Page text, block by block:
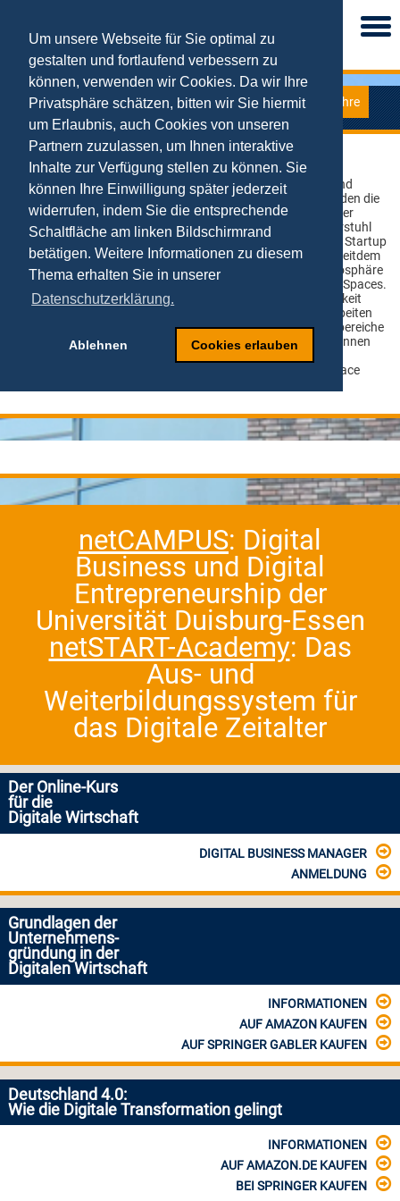
Um unsere Webseite für Sie optimal zu
gestalten und fortlaufend verbessern zu
können, verwenden wir Cookies. Da wir Ihre
Privatsphäre schätzen, bitten wir Sie hiermit
um Erlaubnis, auch Cookies von unseren
Partnern zuzulassen, um Ihnen interaktive
Inhalte zur Verfügung stellen zu können. Sie
können Ihre Einwilligung später jederzeit
widerrufen, indem Sie die entsprechende
Schaltfläche am linken Bildschirmrand
betätigen. Weitere Informationen zu diesem
Thema erhalten Sie in unserer
Datenschutzerklärung.
Ablehnen Cookies erlauben
Lehre
Digital Startup Space
Seit vielen Jahren bietet der Lehrstuhl für Digital Business und
Digital Entrepreneurship gründungsinteressierten Studierenden die
Möglichkeit, im lehrstuhleigenen Digital Startup Space an Ihrer
Geschäftsidee zu arbeiten und die räumliche Nähe zum Lehrstuhl
für die Betreuung zu nutzen. Im Jahr 2017 wurde der Digital Startup
Space aufwendig renoviert und neu eingerichtet und bietet seitdem
seinen Nutzern eine ansprechende und kreative Arbeitsatmosphäre
nach dem Vorbild erfolgreicher Inkubatoren und Coworking-Spaces.
Hier wird gründungsinteressierten Studierenden die Möglichkeit
gegeben, neue Ideen für digitale Geschäftsmodelle auszuarbeiten
und sich gegenseitig auszutauschen. Studierende der Fachbereiche
Wirtschaftswissenschaften und (Wirtschafts-)Informatik können
Schlüssel gegen Pfand ausleihen und den Digital Startup Space
netCAMPUS: Digital
Business und Digital
Entrepreneurship der
Universität Duisburg-Essen
netSTART-Academy: Das
Aus- und
Weiterbildungssystem für
das Digitale Zeitalter
Der Online-Kurs
für die
Digitale Wirtschaft
DIGITAL BUSINESS MANAGER
ANMELDUNG
Grundlagen der
Unternehmens-
gründung in der
Digitalen Wirtschaft
INFORMATIONEN
AUF AMAZON KAUFEN
AUF SPRINGER GABLER KAUFEN
Deutschland 4.0:
Wie die Digitale Transformation gelingt
INFORMATIONEN
AUF AMAZON.DE KAUFEN
BEI SPRINGER KAUFEN